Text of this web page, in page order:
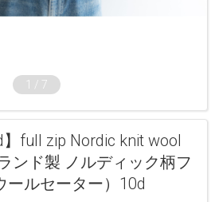
1 / 7
】full zip Nordic knit wool
ンド製 ノルディック柄フ
ールセーター）10d